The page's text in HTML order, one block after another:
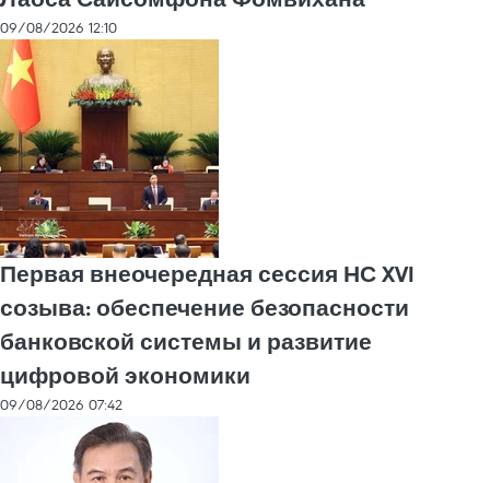
09/08/2026 12:10
Первая внеочередная сессия НС XVI
созыва: обеспечение безопасности
банковской системы и развитие
цифровой экономики
09/08/2026 07:42